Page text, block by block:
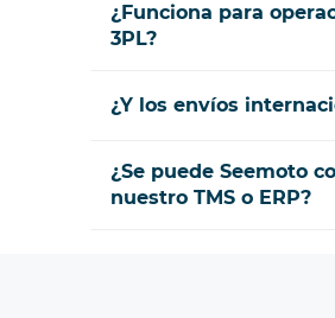
¿Funciona para
3PL?
¿Y los envíos
¿Se puede Seemoto
nuestro TMS o ERP?